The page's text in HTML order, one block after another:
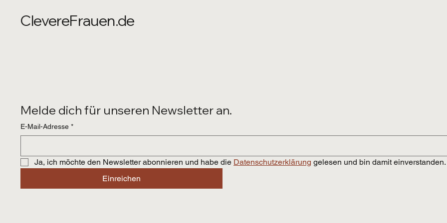
ClevereFrauen.de
Melde dich für unseren Newsletter an.
E-Mail-Adresse *
Ja, ich möchte den Newsletter abonnieren und habe die Datenschutzerklärung gelesen und bin damit einverstanden.
Einreichen